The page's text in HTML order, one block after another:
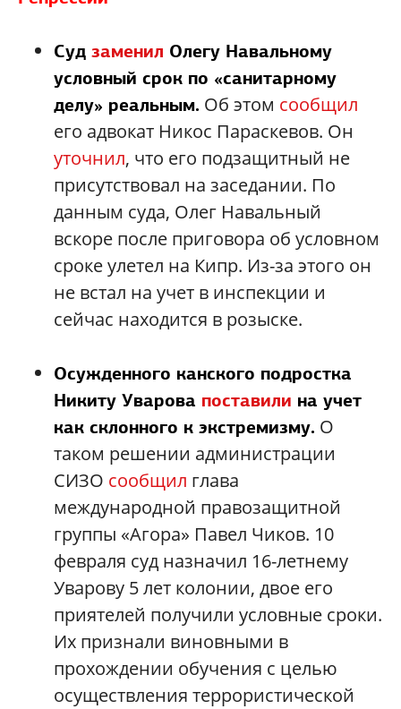
Суд заменил Олегу Навальному
условный срок по «санитарному
делу» реальным. Об этом сообщил
его адвокат Никос Параскевов. Он
уточнил, что его подзащитный не
присутствовал на заседании. По
данным суда, Олег Навальный
вскоре после приговора об условном
сроке улетел на Кипр. Из-за этого он
не встал на учет в инспекции и
сейчас находится в розыске.
Осужденного канского подростка
Никиту Уварова поставили на учет
как склонного к экстремизму. О
таком решении администрации
СИЗО сообщил глава
международной правозащитной
группы «Агора» Павел Чиков. 10
февраля суд назначил 16-летнему
Уварову 5 лет колонии, двое его
приятелей получили условные сроки.
Их признали виновными в
прохождении обучения с целью
осуществления террористической